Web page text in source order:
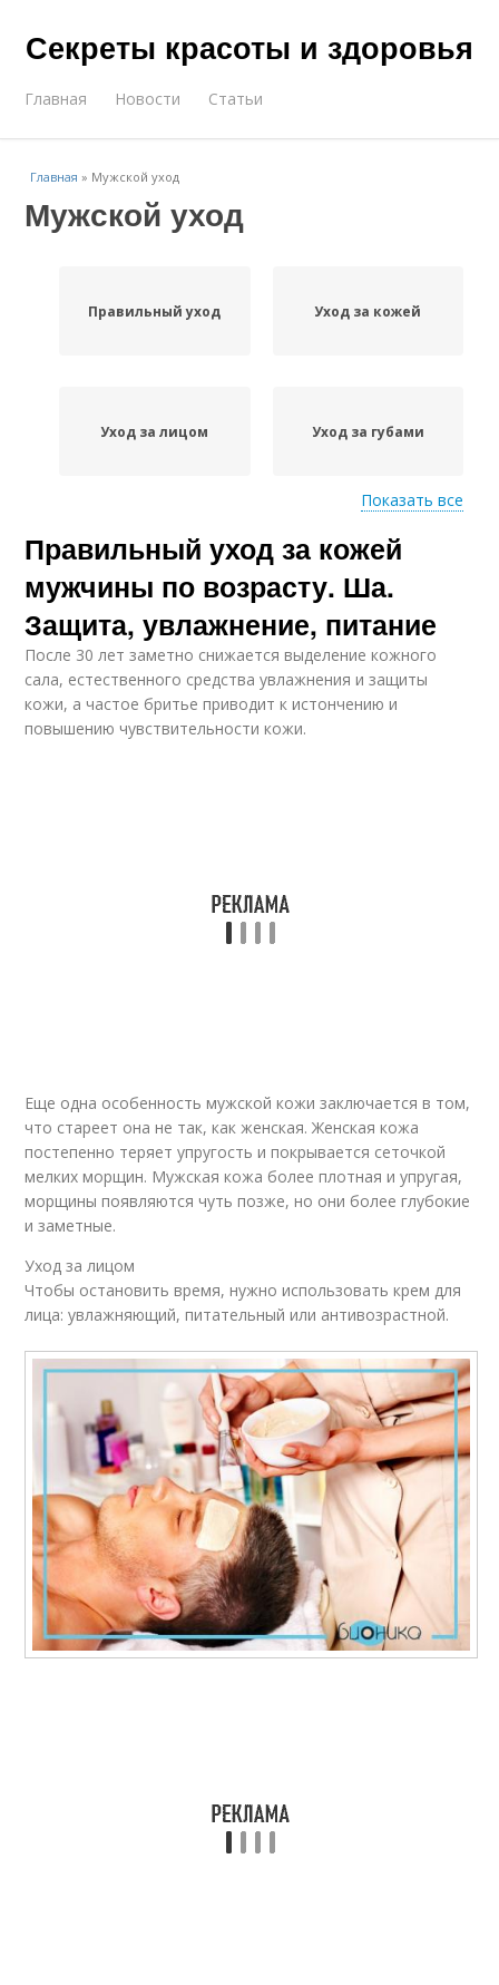
Секреты красоты и здоровья
Главная Новости Статьи
Главная » Мужской уход
Мужской уход
Правильный уход Уход за кожей
Уход за лицом Уход за губами
Мужская кожа Ежедневный уход
Уход за мужской
кожей
Показать все
Правильный уход за кожей
мужчины по возрасту. Ша.
Защита, увлажнение, питание
После 30 лет заметно снижается выделение кожного
сала, естественного средства увлажнения и защиты
кожи, а частое бритье приводит к истончению и
повышению чувствительности кожи.
Еще одна особенность мужской кожи заключается в том,
что стареет она не так, как женская. Женская кожа
постепенно теряет упругость и покрывается сеточкой
мелких морщин. Мужская кожа более плотная и упругая,
морщины появляются чуть позже, но они более глубокие
и заметные.
Уход за лицом
Чтобы остановить время, нужно использовать крем для
лица: увлажняющий, питательный или антивозрастной.